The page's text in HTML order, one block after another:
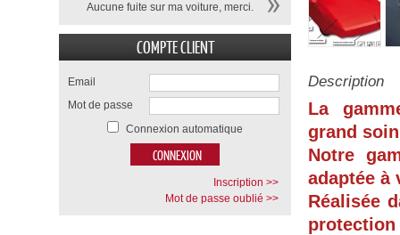
Description
La
grand
Notre
adaptée à
Réalisée
Aucune fuite sur ma voiture, merci.
COMPTE CLIENT
Email
Mot de passe
Connexion automatique
Inscription >>
Mot de passe oublié >>